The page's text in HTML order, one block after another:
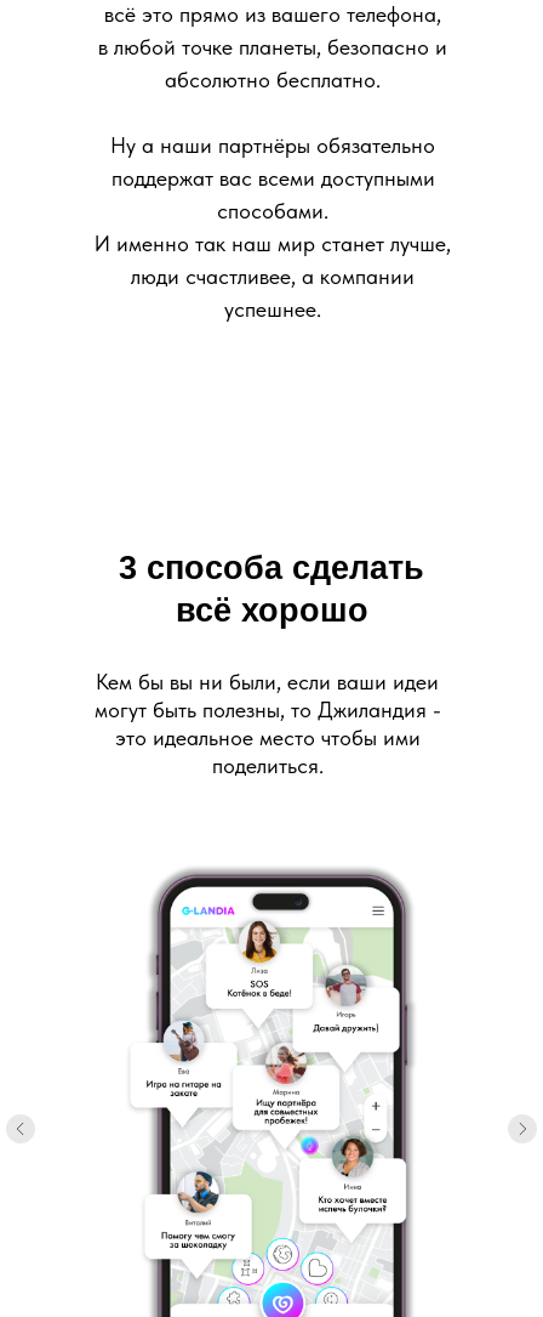
всё это прямо из вашего телефона,
в любой точке планеты, безопасно и
абсолютно бесплатно.
Ну а наши партнёры обязательно
поддержат вас всеми доступными
способами.
И именно так наш мир станет лучше,
люди счастливее, а компании
успешнее.
Кем бы вы ни были, если ваши идеи
могут быть полезны, то Джиландия -
это идеальное место чтобы ими
поделиться.
3 способа сделать
всё хорошо